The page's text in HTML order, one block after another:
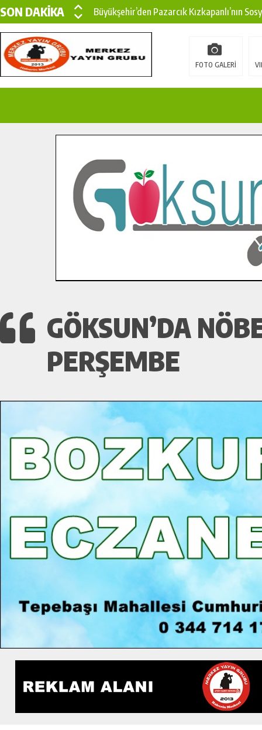
SON DAKİKA
Büyükşehir’den Pazarcık Kızkapanlı’nın
Büyükşehir’den Pazarcık Kırsalına Modern
Çin’den KSÜ’ye Uluslararası Başarı:
İlçe Jandarma Komutanı Karakaya’dan
Bertiz’in Yeni Köprüsünde Sona Doğru.
FOTO GALERİ
GÖKSUN’DA
PERŞEMBE